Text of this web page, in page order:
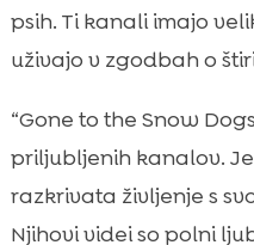
psih. Ti kanali imajo
uživajo v zgodbah o
“Gone to the Snow
priljubljenih kanalov.
razkrivata življenje s
Njihovi videi so polni